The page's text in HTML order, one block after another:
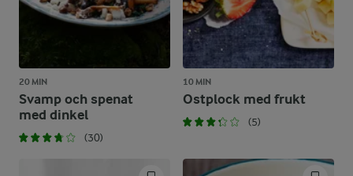
20 MIN
Svamp och spenat
med dinkel
(30)
10 MIN
Ostplock med frukt
(5)